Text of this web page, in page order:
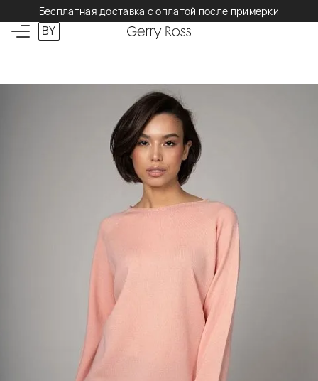
Бесплатная доставка с оплатой после примерки
BY